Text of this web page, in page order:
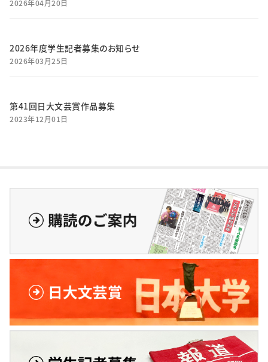
2026年04月20日
2026年度学生記者募集のお知らせ
2026年03月25日
第41回日大文芸賞作品募集
2023年12月01日